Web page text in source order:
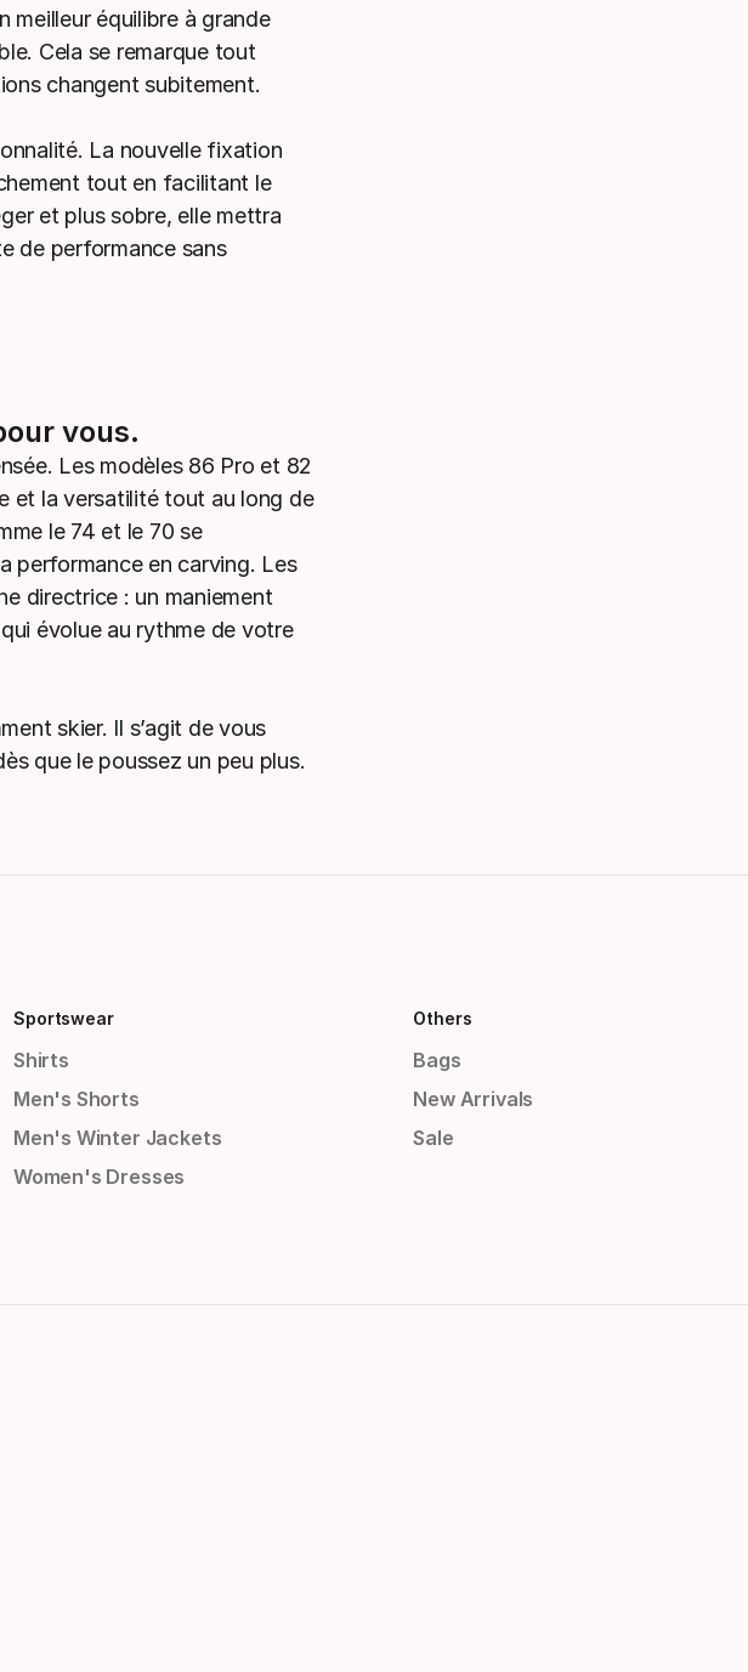
meilleur équilibre à grande
Cela se remarque tout
changent subitement.
La nouvelle fixation
tout en facilitant le
et plus sobre, elle mettra
de performance sans
vous.
Les modèles 86 Pro et 82
et la versatilité tout au long de
le 74 et le 70 se
performance en carving. Les
directrice : un maniement
évolue au rythme de votre
skier. Il s’agit de vous
que le poussez un peu plus.
Sportswear
Shirts
Men's Shorts
Men's Winter Jackets
Women's Dresses
Others
Bags
New Arrivals
Sale